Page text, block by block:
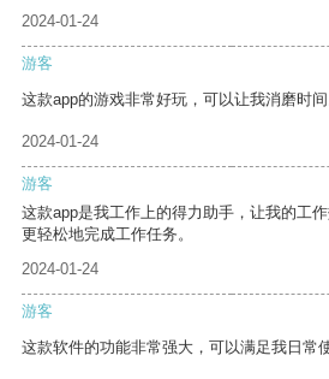
2024-01-24
游客
这款app的游戏非常好玩，可以让我消磨时间
2024-01-24
游客
这款app是我工作上的得力助手，让我的工
更轻松地完成工作任务。
2024-01-24
游客
这款软件的功能非常强大，可以满足我日常